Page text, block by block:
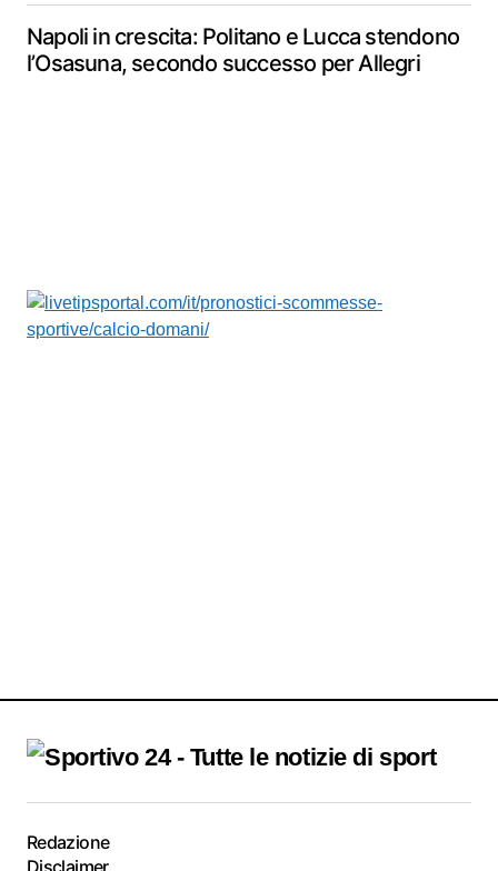
Napoli in crescita: Politano e Lucca stendono
l’Osasuna, secondo successo per Allegri
Redazione
Disclaimer